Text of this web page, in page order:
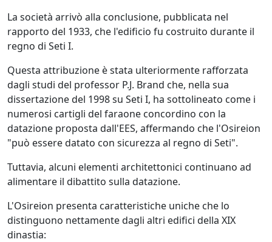
La società arrivò alla conclusione, pubblicata nel
rapporto del 1933, che l'edificio fu costruito durante il
regno di Seti I.
Questa attribuzione è stata ulteriormente rafforzata
dagli studi del professor P.J. Brand che, nella sua
dissertazione del 1998 su Seti I, ha sottolineato come i
numerosi cartigli del faraone concordino con la
datazione proposta dall'EES, affermando che l'Osireion
"può essere datato con sicurezza al regno di Seti".
Tuttavia, alcuni elementi architettonici continuano ad
alimentare il dibattito sulla datazione.
L'Osireion presenta caratteristiche uniche che lo
distinguono nettamente dagli altri edifici della XIX
dinastia: